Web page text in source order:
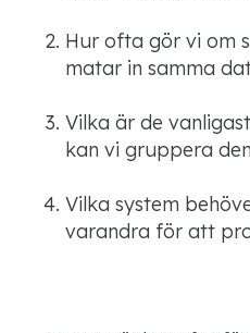
Hur ofta gör vi om
matar in samma
Vilka är de
kan vi gruppera
Vilka system
varandra för att